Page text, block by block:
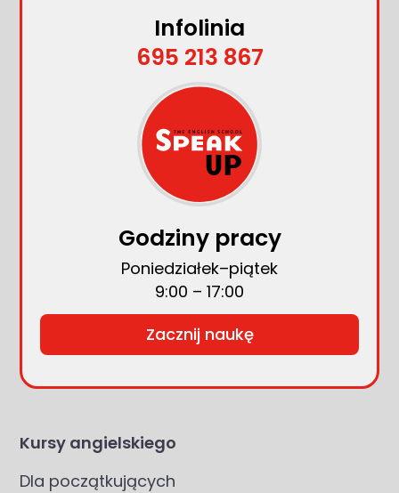
Kursy angielskiego
Dla początkujących
Infolinia
695 213 867
Godziny pracy
Poniedziałek–piątek
9:00 – 17:00
Zacznij naukę